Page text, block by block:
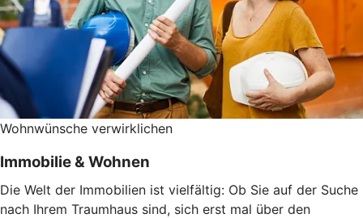
Wohnwünsche verwirklichen
Immobilie & Wohnen
Die Welt der Immobilien ist vielfältig: Ob Sie auf der Suche
nach Ihrem Traumhaus sind, sich erst mal über den